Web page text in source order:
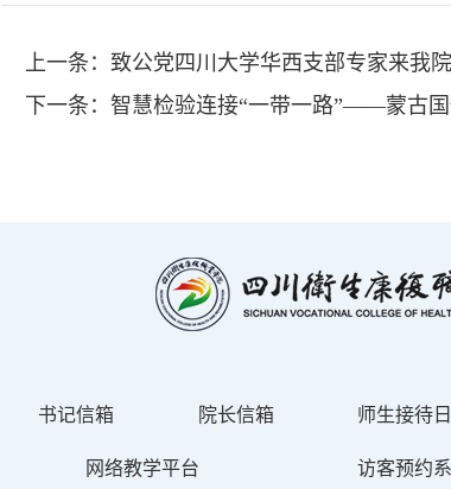
上一条： 致公党四川大学华西支部专家来我
下一条： 智慧检验连接“一带一路”——蒙古
书记信箱 院长信箱 师生接待日
网络教学平台
访客预约